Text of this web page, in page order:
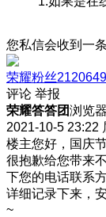
您私信会收到一
荣耀粉丝
评论 举报
荣耀答答团浏览器
2021-10-5 23:22
楼主您好，国庆
很抱歉给您带来
下您的电话联系
详细记录下来，
~